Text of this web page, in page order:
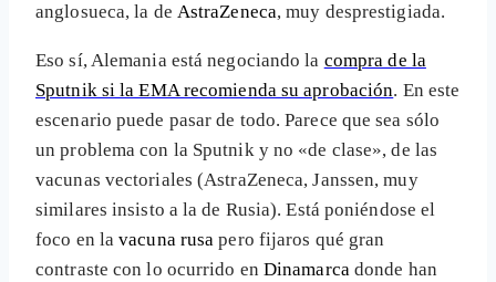
anglosueca, la de AstraZeneca, muy desprestigiada.
Eso sí, Alemania está negociando la compra de la
Sputnik si la EMA recomienda su aprobación. En este
escenario puede pasar de todo. Parece que sea sólo
un problema con la Sputnik y no «de clase», de las
vacunas vectoriales (AstraZeneca, Janssen, muy
similares insisto a la de Rusia). Está poniéndose el
foco en lavacuna rusa pero fijaros qué gran
contraste con lo ocurrido en Dinamarcadonde han